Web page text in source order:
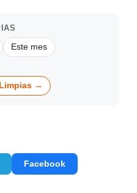
Este mes
→
Facebook